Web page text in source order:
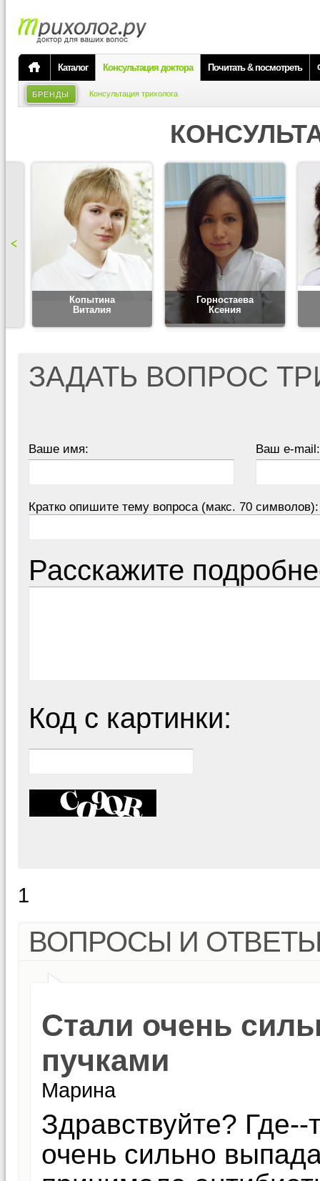
Каталог Консультация доктора Почитать & посмотреть
БРЕНДЫ Консультация трихолога
Копытина
Виталия
Горностаева
Ксения
ЗАДАТЬ ВОПРОС
Ваше имя: Ваш e-mail:
Кратко опишите тему вопроса (макс. 70 символов):
Расскажите
Код с картинки:
1
ВОПРОСЫ И
Стали очень
пучками
Марина
Здравствуйте?
очень сильно